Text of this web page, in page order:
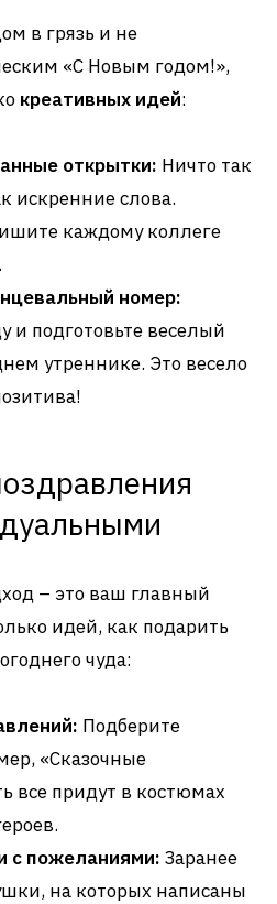
в грязь и не
«С Новым годом!»,
креативных идей:
открытки: Ничто так
искренние слова.
каждому коллеге
номер:
и подготовьте веселый
утреннике. Это весело
– это ваш главный
идей, как подарить
чуда:
Подберите
«Сказочные
все придут в костюмах
с пожеланиями: Заранее
на которых написаны